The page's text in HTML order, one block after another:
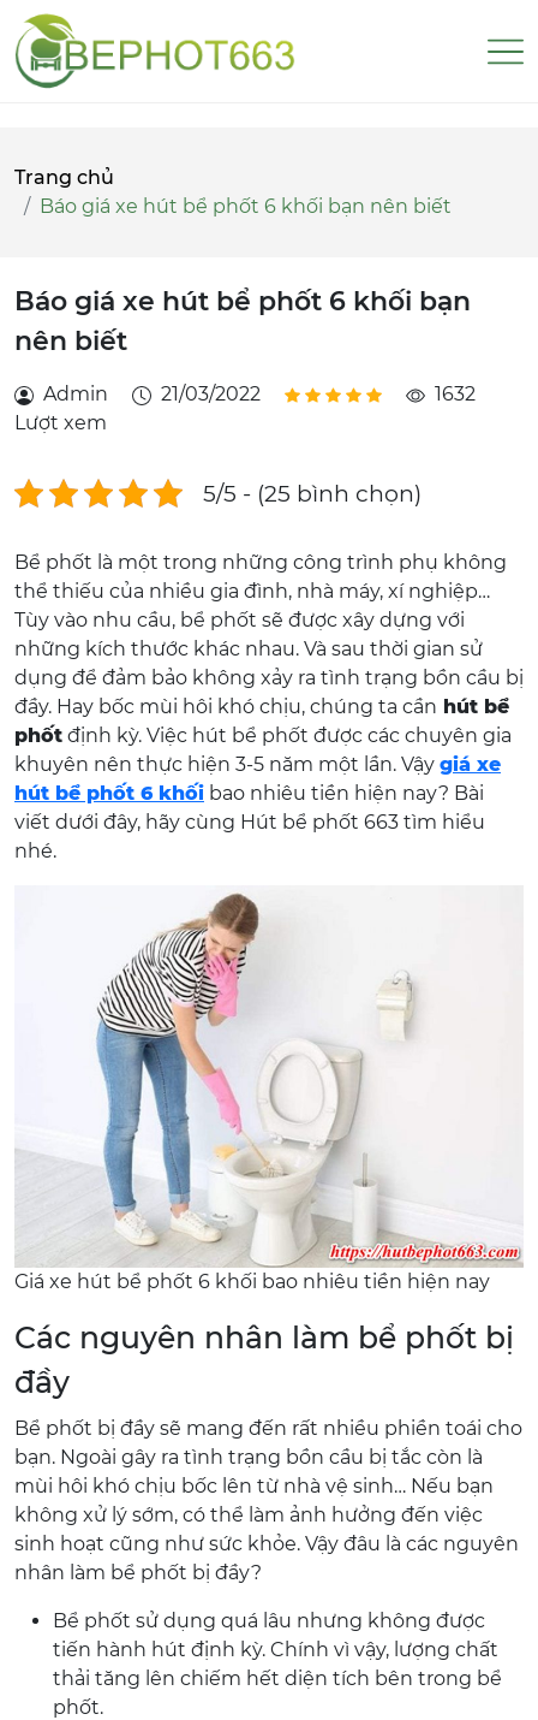
Trang chủ
Báo giá xe hút bể phốt 6 khối bạn nên biết
Báo giá xe hút bể phốt 6 khối bạn
nên biết
Admin 21/03/2022
1632
Lượt xem
5/5 - (25 bình chọn)
Bể phốt là một trong những công trình phụ không
thể thiếu của nhiều gia đình, nhà máy, xí nghiệp…
Tùy vào nhu cầu, bể phốt sẽ được xây dựng với
những kích thước khác nhau. Và sau thời gian sử
dụng để đảm bảo không xảy ra tình trạng bồn cầu bị
đầy. Hay bốc mùi hôi khó chịu, chúng ta cần hút bể
phốt định kỳ. Việc hút bể phốt được các chuyên gia
khuyên nên thực hiện 3-5 năm một lần. Vậy giá xe
hút bể phốt 6 khối bao nhiêu tiền hiện nay? Bài
viết dưới đây, hãy cùng Hút bể phốt 663 tìm hiểu
nhé.
Giá xe hút bể phốt 6 khối bao nhiêu tiền hiện nay
Các nguyên nhân làm bể phốt bị
đầy
Bể phốt bị đầy sẽ mang đến rất nhiều phiền toái cho
bạn. Ngoài gây ra tình trạng bồn cầu bị tắc còn là
mùi hôi khó chịu bốc lên từ nhà vệ sinh… Nếu bạn
không xử lý sớm, có thể làm ảnh hưởng đến việc
sinh hoạt cũng như sức khỏe. Vậy đâu là các nguyên
nhân làm bể phốt bị đầy?
Bể phốt sử dụng quá lâu nhưng không được
tiến hành hút định kỳ. Chính vì vậy, lượng chất
thải tăng lên chiếm hết diện tích bên trong bể
phốt.